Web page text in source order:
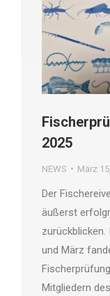
2025
NEWS März
Der
äußerst
zurückblicken.
und März
Mitgliedern